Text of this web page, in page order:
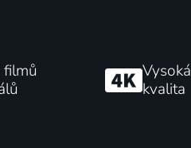
Vysoká
kvalita